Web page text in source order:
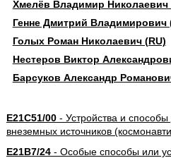
Хмелёв Владимир Николаевич
Генне Дмитрий Владимирович
Голых Роман Николаевич (RU)
Нестеров Виктор
Барсуков Александр
E21C51/00- Устройства и
внеземных источников
E21B7/24- Особые способы или